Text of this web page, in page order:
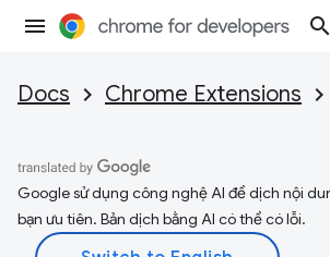
Docs Chrome Extensions
Google sử dụng công nghệ AI để dịch nội
bạn ưu tiên. Bản dịch bằng AI có thể có lỗi.